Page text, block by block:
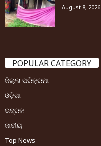
August 8, 2026
POPULAR CATEGORY
ଜିଲ୍ଲା ପରିକ୍ରମା
ଓଡ଼ିଶା
ଭଦ୍ରକ
ଜାତୀୟ
Top News